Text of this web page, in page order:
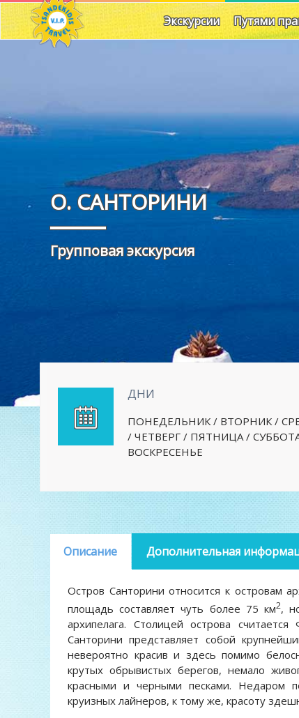
Экскурсии Путями
O. САНТОРИНИ
Групповая экскурсия
ДНИ
ПОНЕДЕЛЬНИК / ВТОРНИК /
/ ЧЕТВЕРГ / ПЯТНИЦА /
ВОСКРЕСЕНЬЕ
Описание Дополнительная
Остров Санторини относится к островам
площадь составляет чуть более 75 км2,
архипелага. Столицей острова
Санторини представляет собой
невероятно красив и здесь помимо
крутых обрывистых берегов, немало
красными и черными песками. Недаром
круизных лайнеров, к тому же, красоту